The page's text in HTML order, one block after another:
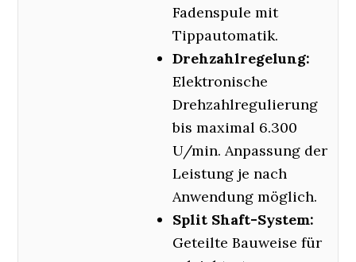
Fadenspule mit
Tippautomatik.
Drehzahlregelung:
Elektronische
Drehzahlregulierung
bis maximal 6.300
U/min. Anpassung der
Leistung je nach
Anwendung möglich.
Split Shaft-System:
Geteilte Bauweise für